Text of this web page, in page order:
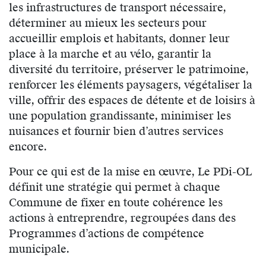
les infrastructures de transport nécessaire,
déterminer au mieux les secteurs pour
accueillir emplois et habitants, donner leur
place à la marche et au vélo, garantir la
diversité du territoire, préserver le patrimoine,
renforcer les éléments paysagers, végétaliser la
ville, offrir des espaces de détente et de loisirs à
une population grandissante, minimiser les
nuisances et fournir bien d’autres services
encore.
Pour ce qui est de la mise en œuvre, Le PDi-OL
définit une stratégie qui permet à chaque
Commune de fixer en toute cohérence les
actions à entreprendre, regroupées dans des
Programmes d’actions de compétence
municipale.